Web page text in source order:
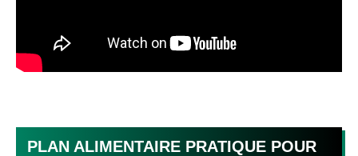
PLAN ALIMENTAIRE PRATIQUE POUR